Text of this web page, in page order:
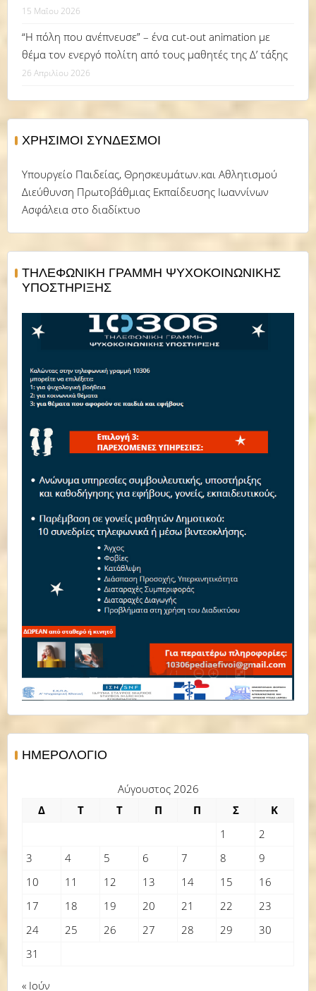
15 Μαΐου 2026
“Η πόλη που ανέπνευσε” – ένα cut-out animation με
θέμα τον ενεργό πολίτη από τους μαθητές της Δ’ τάξης
26 Απριλίου 2026
ΧΡΉΣΙΜΟΙ ΣΎΝΔΕΣΜΟΙ
Υπουργείο Παιδείας, Θρησκευμάτων.και Αθλητισμού
Διεύθυνση Πρωτοβάθμιας Εκπαίδευσης Ιωαννίνων
Ασφάλεια στο διαδίκτυο
ΤΗΛΕΦΩΝΙΚΗ ΓΡΑΜΜΗ ΨΥΧΟΚΟΙΝΩΝΙΚΗΣ
ΥΠΟΣΤΗΡΙΞΗΣ
ΗΜΕΡΟΛΌΓΙΟ
Αύγουστος 2026
Δ
Τ Τ Π Π Σ
Κ
1
2
3
4 5 6 7 8
9
10
11 12 13 14 15
16
17
18 19 20 21 22
23
24
25 26 27 28 29
30
31
« Ιούν